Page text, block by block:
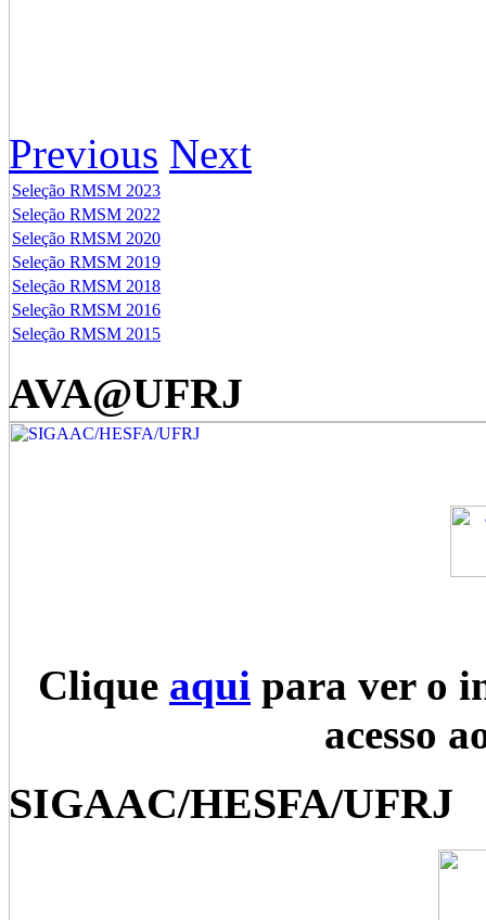
Previous Next
Seleção RMSM 2023
Seleção RMSM 2022
Seleção RMSM 2020
Seleção RMSM 2019
Seleção RMSM 2018
Seleção RMSM 2016
Seleção RMSM 2015
AVA@UFRJ
Clique aqui para ver o
acesso
SIGAAC/HESFA/UFRJ